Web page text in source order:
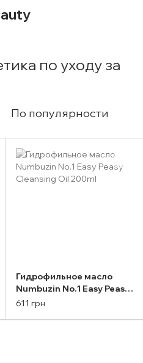
по уходу за
По популярности
Гидрофильное масло
Numbuzin No.1 Easy Peasy
Cleansing Oil 200ml
611 грн